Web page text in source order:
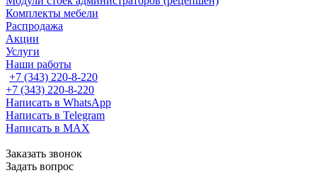
Комплекты мебели
Распродажа
Акции
Услуги
Наши работы
+7 (343) 220-8-220
+7 (343) 220-8-220
Написать в WhatsApp
Написать в Telegram
Написать в MAX
Заказать звонок
Задать вопрос